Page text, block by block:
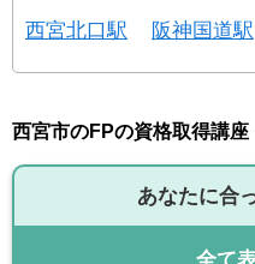
西宮北口駅 阪神国道駅
西宮市のFPの資格取得講
あなたに合
全て